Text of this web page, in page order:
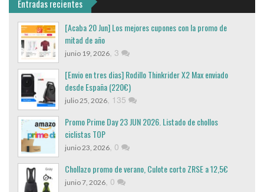
Entradas recientes
[Acaba 20 Jun] Los mejores cupones con la promo de
mitad de año
junio 19, 2026, 3
[Envio en tres dias] Rodillo Thinkrider X2 Max enviado
desde España (220€)
julio 25, 2026, 135
Promo Prime Day 23 JUN 2026. Listado de chollos
ciclistas TOP
junio 23, 2026, 0
Chollazo promo de verano, Culote corto ZRSE a 12,5€
junio 7, 2026, 0